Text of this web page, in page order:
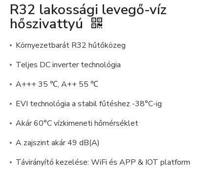
R32 lakossági levegő-víz
hőszivattyú
Környezetbarát R32 hűtőközeg
Teljes DC inverter technológia
A+++ 35 ℃, A++ 55 ℃
EVI technológia a stabil fűtéshez -38°C-ig
Akár 60°C vízkimeneti hőmérséklet
A zajszint akár 49 dB(A)
Távirányító kezelése: WiFi és APP & IOT platform